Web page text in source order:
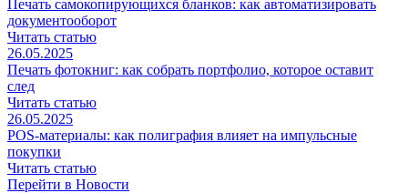
Печать самокопирующихся бланков: как автоматизировать
документооборот
Читать статью
26.05.2025
Печать фотокниг: как собрать портфолио, которое оставит
след
Читать статью
26.05.2025
POS-материалы: как полиграфия влияет на импульсные
покупки
Читать статью
Перейти в Новости